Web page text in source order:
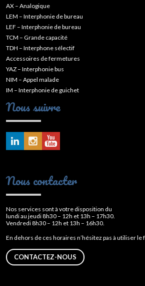
AX – Analogique
LEM – Interphonie de bureau
LEF – Interphonie de bureau
TCM – Grande capacité
TDH – Interphone sélectif
Accessoires de fermetures
YAZ – Interphonie bus
NIM – Appel malade
IM – Interphonie de guichet
Nous suivre
Nous contacter
Nos services sont à votre disposition du
lundi au jeudi 8h30 – 12h et 13h – 17h30.
Vendredi 8h30 – 12h et 13h – 16h30.
En dehors de ces horaires n’hésitez pas à utiliser
CONTACTEZ-NOUS